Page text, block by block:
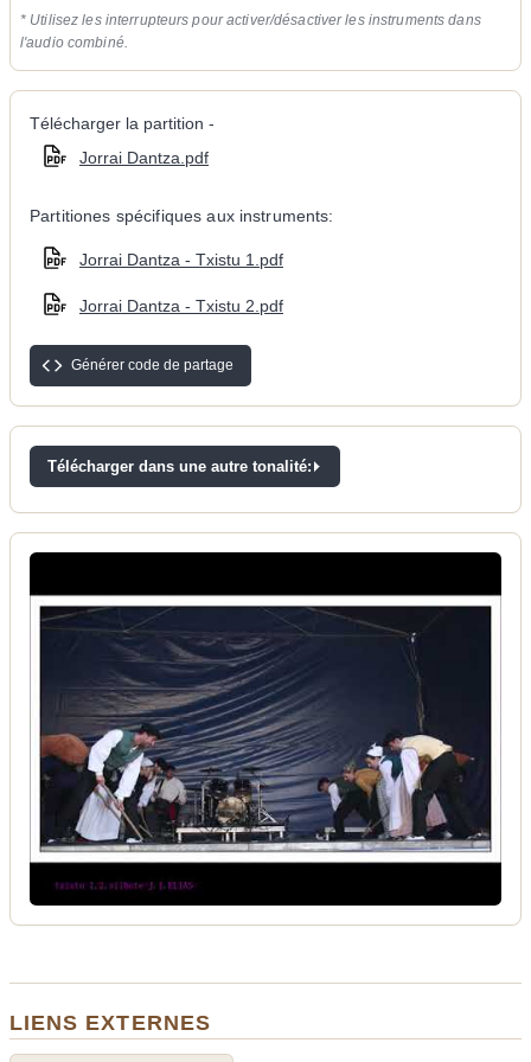
* Utilisez les interrupteurs pour activer/désactiver les instruments dans
l'audio combiné.
Télécharger la partition -
Jorrai Dantza.pdf
Partitiones spécifiques aux instruments:
Jorrai Dantza - Txistu 1.pdf
Jorrai Dantza - Txistu 2.pdf
Générer code de partage
Télécharger dans une autre tonalité:
LIENS EXTERNES